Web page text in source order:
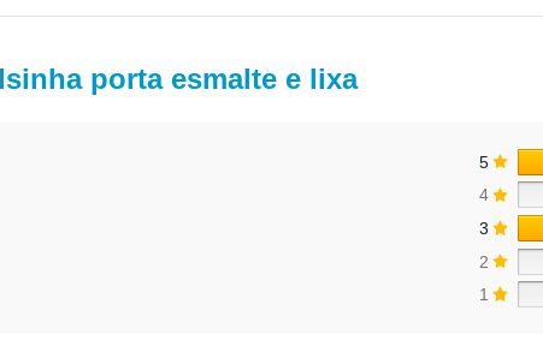
porta esmalte e lixa
5
4
3
2
1